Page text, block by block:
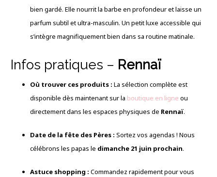
bien gardé. Elle nourrit la barbe en profondeur et laisse un
parfum subtil et ultra-masculin. Un petit luxe accessible qui
s’intègre magnifiquement bien dans sa routine matinale.
Infos pratiques – Rennaï
Où trouver ces produits : La sélection complète est
disponible dès maintenant sur la boutique en ligne ou
directement dans les espaces physiques de Rennaï.
Date de la fête des Pères : Sortez vos agendas ! Nous
célébrons les papas le dimanche 21 juin prochain.
Astuce shopping : Commandez rapidement pour vous